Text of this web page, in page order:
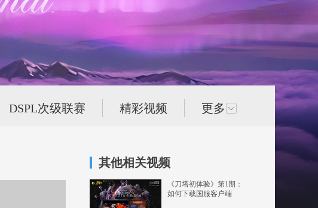
DSPL次级联赛 精彩视频 更多
其他相关视频
《刀塔初体验》第1期：
如何下载国服客户端